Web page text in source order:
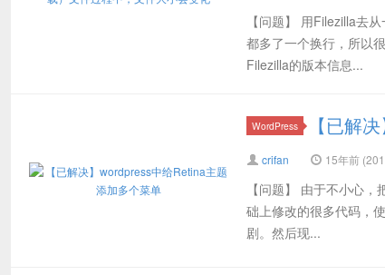
【问题】 用Filezilla去
都多了一个换行，所以
Filezilla的版本信息...
WordPress 【已解
crifan 15年前
【问题】 由于不小心
础上修改的很多代码，
剧。然后现...